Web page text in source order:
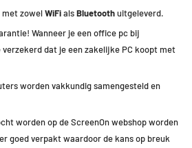
met zowelWiFialsBluetoothuitgeleverd.
Wanneer je een office pc bij
verzekerd dat je een zakelijke PC koopt met
worden vakkundig samengesteld en
worden op de ScreenOn webshop worden
goed verpakt waardoor de kans op breuk